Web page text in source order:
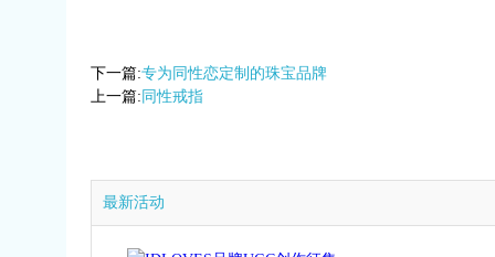
下一篇:专为同性恋定制的珠宝品牌
上一篇: 同性戒指
最新活动